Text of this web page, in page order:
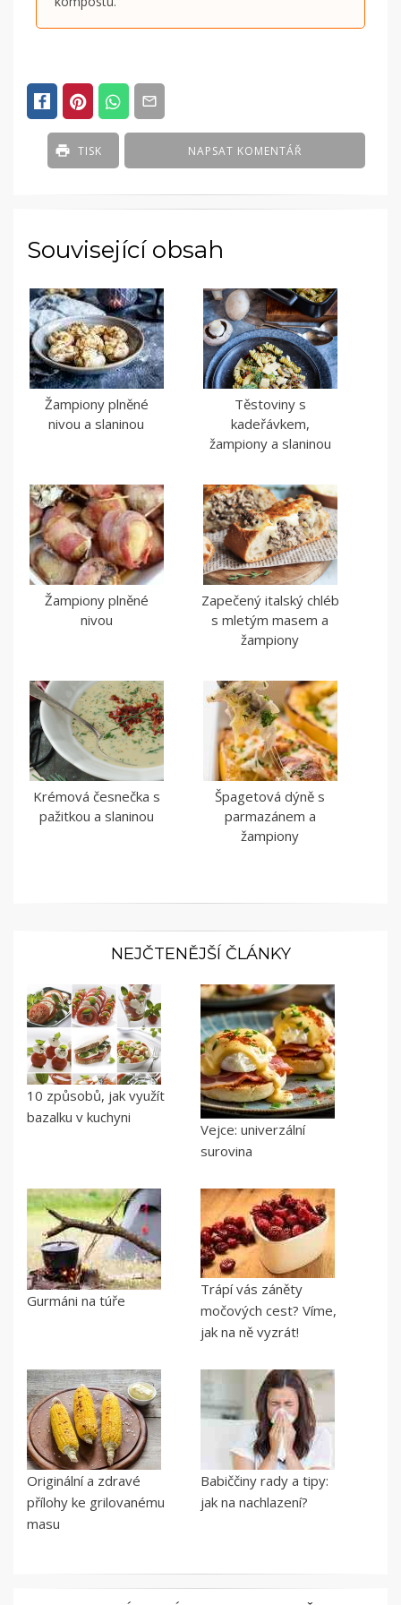
NAPSAT KOMENTÁŘ
TISK
Související obsah
Žampiony plněné
nivou a slaninou
Těstoviny s
kadeřávkem,
žampiony a slaninou
Žampiony plněné
nivou
Zapečený italský chléb
s mletým masem a
žampiony
Krémová česnečka s
pažitkou a slaninou
Špagetová dýně s
parmazánem a
žampiony
NEJČTENĚJŠÍ ČLÁNKY
10 způsobů, jak využít
bazalku v kuchyni
Vejce: univerzální
surovina
Gurmáni na túře
Trápí vás záněty
močových cest? Víme,
jak na ně vyzrát!
Originální a zdravé
přílohy ke grilovanému
masu
Babiččiny rady a tipy:
jak na nachlazení?